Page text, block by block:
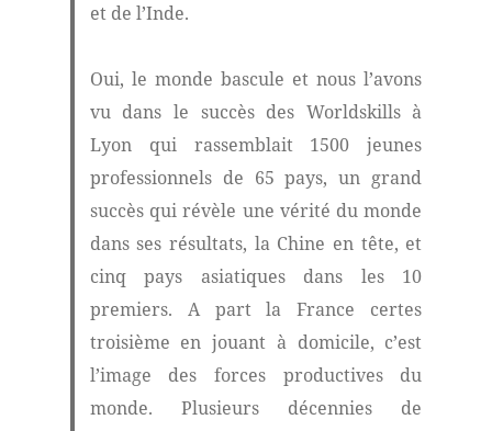
et de l’Inde.
Oui, le monde bascule et nous l’avons
vu dans le succès des Worldskills à
Lyon qui rassemblait 1500 jeunes
professionnels de 65 pays, un grand
succès qui révèle une vérité du monde
dans ses résultats, la Chine en tête, et
cinq pays asiatiques dans les 10
premiers. A part la France certes
troisième en jouant à domicile, c’est
l’image des forces productives du
monde. Plusieurs décennies de